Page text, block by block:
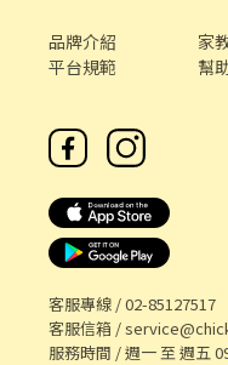
品牌介紹 家
平台規範
幫
客服專線 /02-85127517
客服信箱 /
服務時間 / 週一 至 週五